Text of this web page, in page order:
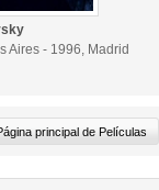
Aires - 1996, Madrid